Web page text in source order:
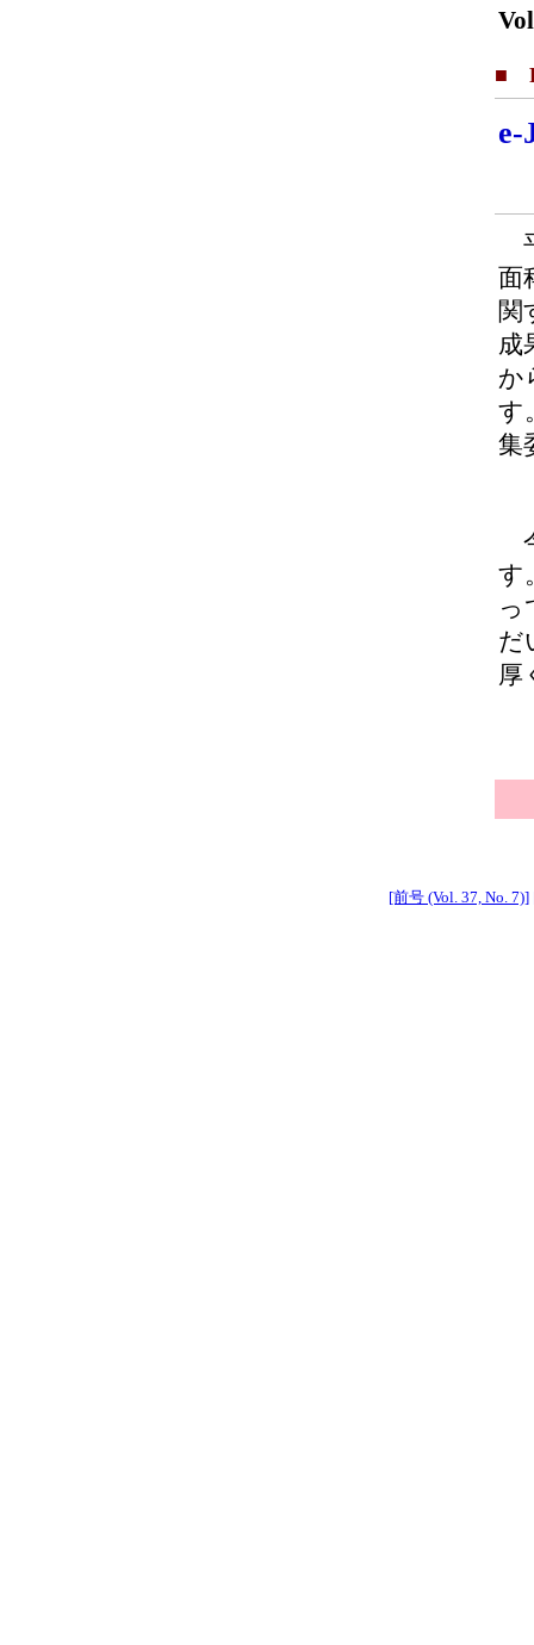
■
e-
面
関
成
か
す
集
す
っ
だ
[前号 (Vol. 37, No. 7)]